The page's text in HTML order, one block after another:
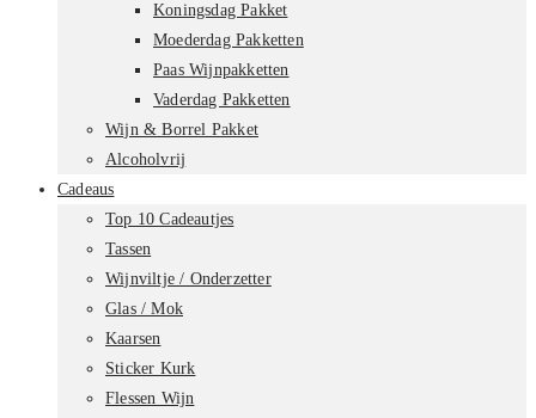
Koningsdag Pakket
Moederdag Pakketten
Paas Wijnpakketten
Vaderdag Pakketten
Wijn & Borrel Pakket
Alcoholvrij
Cadeaus
Top 10 Cadeautjes
Tassen
Wijnviltje / Onderzetter
Glas / Mok
Kaarsen
Sticker Kurk
Flessen Wijn